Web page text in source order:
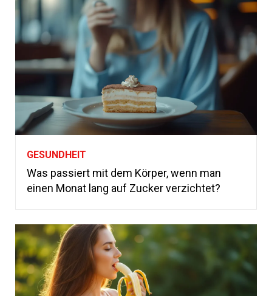
GESUNDHEIT
Was passiert mit dem Körper, wenn man
einen Monat lang auf Zucker verzichtet?